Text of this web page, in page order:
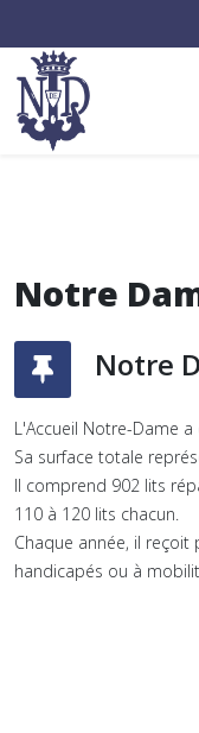
Notre
Notre
L'Accueil Notre-Dame
Sa surface totale
Il comprend 902 lits
110 à 120 lits chacun.
Chaque année, il
handicapés ou à